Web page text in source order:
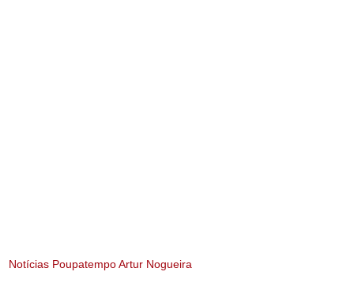
Notícias Poupatempo Artur Nogueira